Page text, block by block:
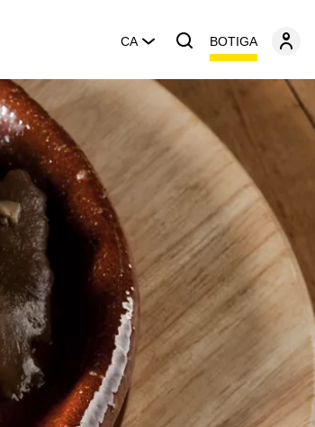
CA BOTIGA